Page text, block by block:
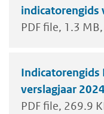
indicatorengids
PDF file 1.3 MB
Indicatorengids
verslagjaar 2024
PDF file 269.9